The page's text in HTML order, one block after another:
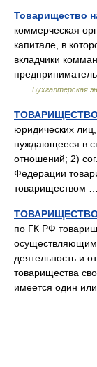
Товарищество
коммерческая
капитале, в
вкладчики
Бухгалтерская
юридических
нуждающееся в
отношений; 2)
Федерации
товариществом
по ГК РФ
деятельность и
товарищества
имеется один